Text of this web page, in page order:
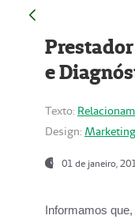
e
Texto:
Design: Marketing
01 de janeiro,
Informamos